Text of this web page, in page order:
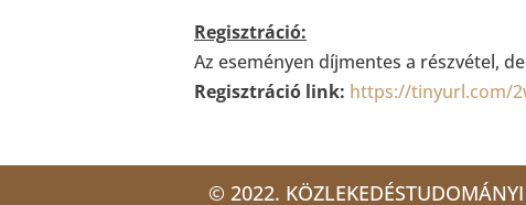
Regisztráció:
Az eseményen díjmentes a részvétel,
Regisztráció link: https://tinyurl.com/
© 2022. KÖZLEKEDÉSTUDOMÁNYI